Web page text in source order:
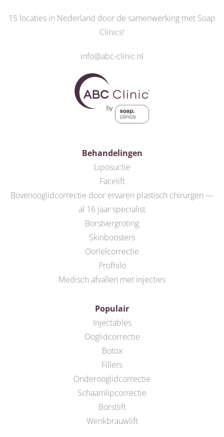
15 locaties in Nederland door de samenwerking met Soap
Clinics!
info@abc-clinic.nl
Behandelingen
Liposuctie
Facelift
Bovenooglidcorrectie door ervaren plastisch chirurgen —
al 16 jaar specialist
Borstvergroting
Skinboosters
Oorlelcorrectie
Profhilo
Medisch afvallen met injecties
Populair
Injectables
Ooglidcorrectie
Botox
Fillers
Onderooglidcorrectie
Schaamlipcorrectie
Borstlift
Wenkbrauwlift